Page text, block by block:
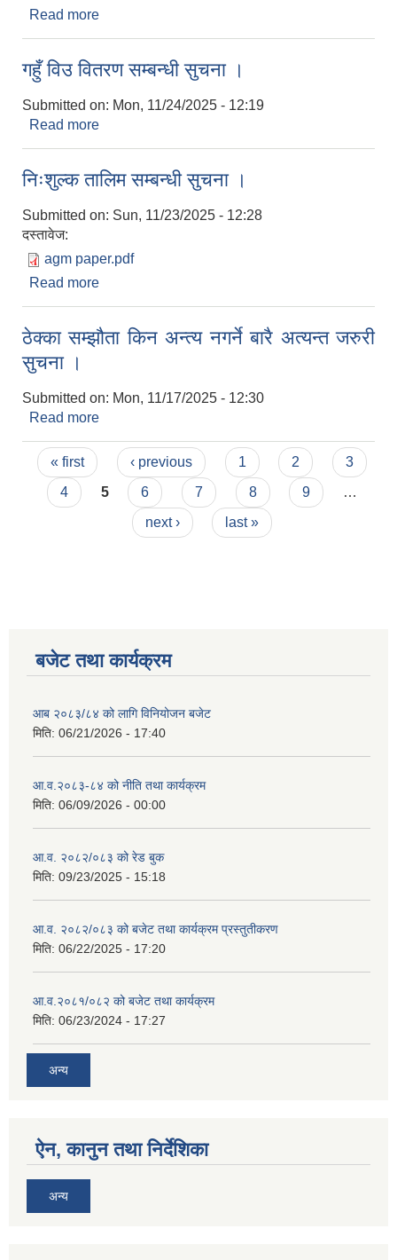
Read more
गहुँ विउ वितरण सम्बन्धी सुचना ।
Submitted on: Mon, 11/24/2025 - 12:19
Read more
निःशुल्क तालिम सम्बन्धी सुचना ।
Submitted on: Sun, 11/23/2025 - 12:28
दस्तावेज:
agm paper.pdf
Read more
ठेक्का सम्झौता किन अन्त्य नगर्ने बारै अत्यन्त जरुरी
सुचना ।
Submitted on: Mon, 11/17/2025 - 12:30
Read more
Pages
« first ‹ previous 1 2
3
4
5 6 7 8 9
…
next ›
last »
बजेट तथा कार्यक्रम
आब २०८३/८४ को लागि विनियोजन बजेट
मिति: 06/21/2026 - 17:40
आ.व.२०८३-८४ को नीति तथा कार्यक्रम
मिति: 06/09/2026 - 00:00
आ.व. २०८२/०८३ को रेड बुक
मिति: 09/23/2025 - 15:18
आ.व. २०८२/०८३ को बजेट तथा कार्यक्रम प्रस्तुतीकरण
मिति: 06/22/2025 - 17:20
आ.व.२०८१/०८२ को बजेट तथा कार्यक्रम
मिति: 06/23/2024 - 17:27
अन्य
ऐन, कानुन तथा निर्देशिका
अन्य